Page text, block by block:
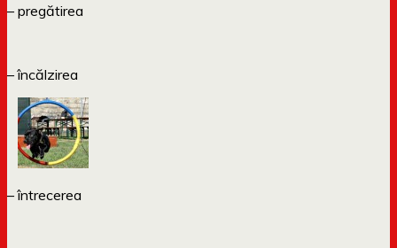
– pregătirea
– încălzirea
– întrecerea